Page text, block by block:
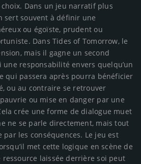
Dans un jeu narratif plus
sert souvent à définir une
ou égoïste, prudent ou
Dans Tides of Tomorrow, le
mais il gagne un second
responsabilité envers quelqu’un
qui passera après pourra bénéficier
ou au contraire se retrouver
ou mise en danger par une
crée une forme de dialogue muet
ne se parle directement, mais tout
les conséquences. Le jeu est
met cette logique en scène de
ressource laissée derrière soi peut